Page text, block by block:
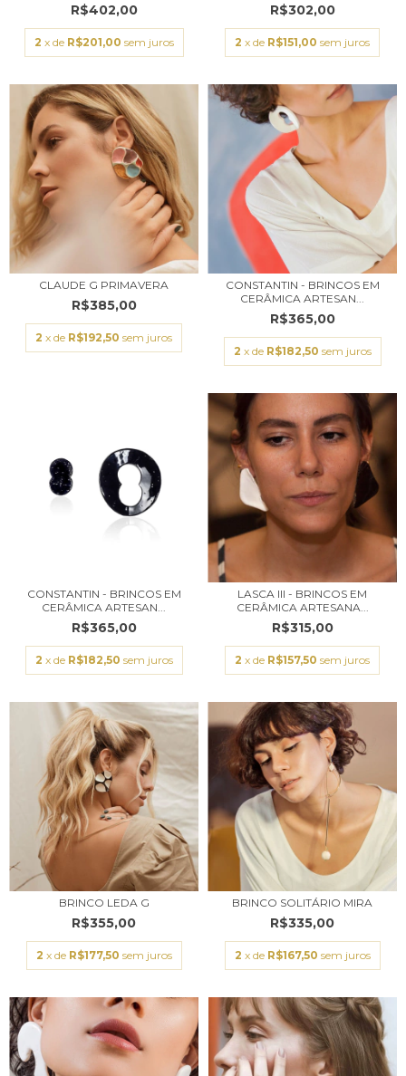
R$402,00
2 x de R$201,00 sem juros
R$302,00
2 x de R$151,00 sem juros
CLAUDE G PRIMAVERA
R$385,00
2 x de R$192,50 sem juros
CONSTANTIN - BRINCOS EM
CERÂMICA ARTESAN...
R$365,00
2 x de R$182,50 sem juros
CONSTANTIN - BRINCOS EM
CERÂMICA ARTESAN...
R$365,00
2 x de R$182,50 sem juros
LASCA III - BRINCOS EM
CERÂMICA ARTESANA...
R$315,00
2 x de R$157,50 sem juros
BRINCO LEDA G
R$355,00
2 x de R$177,50 sem juros
BRINCO SOLITÁRIO MIRA
R$335,00
2 x de R$167,50 sem juros